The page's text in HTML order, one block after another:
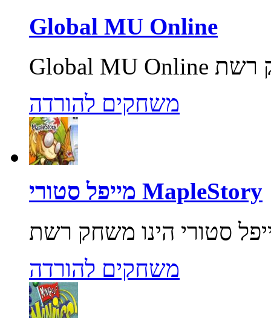
Global MU Online
משחקים להורדה
מייפל סטורי MapleStory
משחקים להורדה